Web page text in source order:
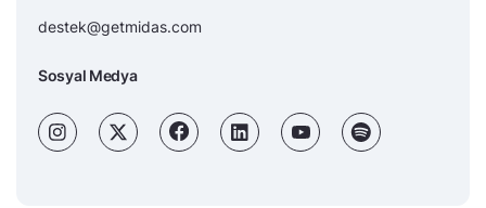
destek@getmidas.com
Sosyal Medya